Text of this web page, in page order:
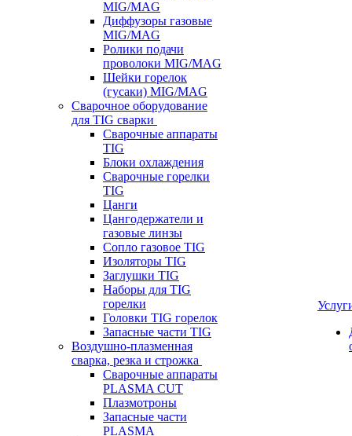
MIG/MAG
Диффузоры газовые
MIG/MAG
Ролики подачи
проволоки MIG/MAG
Шейки горелок
(гусаки) MIG/MAG
Сварочное оборудование
для TIG сварки
Сварочные аппараты
TIG
Блоки охлаждения
Сварочные горелки
TIG
Цанги
Цангодержатели и
газовые линзы
Сопло газовое TIG
Изоляторы TIG
Заглушки TIG
Наборы для TIG
горелки
Головки TIG горелок
Запасные части TIG
Воздушно-плазменная
сварка, резка и строжка
Сварочные аппараты
PLASMA CUT
Плазмотроны
Запасные части
PLASMA